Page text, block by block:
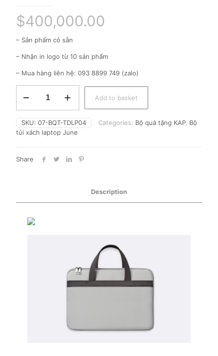
$400,000.00
– Sản phẩm có sẵn
– Nhận in logo từ 10 sản phẩm
– Mua hàng liên hệ: 093 8899 749 (zalo)
TÚI
LAPTOP
JUNE
quantity
Add to basket
SKU: 07-BQT-TDLP04 Categories: Bộ quà tặng KAP, Bộ
túi xách laptop June
Share
Description